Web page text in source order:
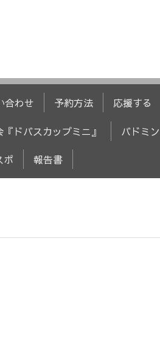
合わせ 予約方法 応援する
ドバスカップミニ』 バドミ
ポ 報告書